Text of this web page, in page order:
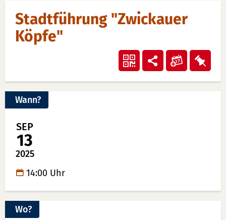
Stadtführung "Zwickauer
Köpfe"
QR-
Code
Teilen
Wann?
SEP
13
2025
14:00 Uhr
Wo?